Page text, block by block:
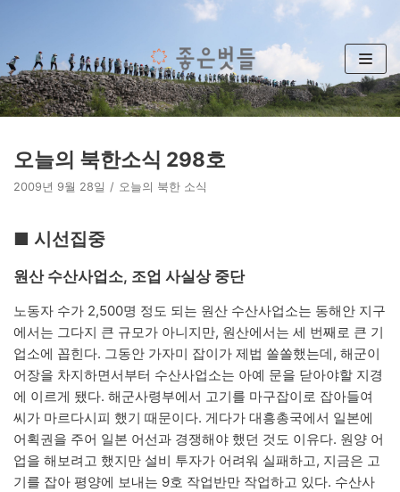
츠
로
건
뛰
기
오늘의 북한소식 298호
2009년 9월 28일 오늘의 북한 소식
■ 시선집중
원산 수산사업소, 조업 사실상 중단
노동자 수가 2,500명 정도 되는 원산 수산사업소는 동해안 지구
에서는 그다지 큰 규모가 아니지만, 원산에서는 세 번째로 큰 기
업소에 꼽힌다. 그동안 가자미 잡이가 제법 쏠쏠했는데, 해군이
어장을 차지하면서부터 수산사업소는 아예 문을 닫아야할 지경
에 이르게 됐다. 해군사령부에서 고기를 마구잡이로 잡아들여
씨가 마르다시피 했기 때문이다. 게다가 대흥총국에서 일본에
어획권을 주어 일본 어선과 경쟁해야 했던 것도 이유다. 원양 어
업을 해보려고 했지만 설비 투자가 어려워 실패하고, 지금은 고
기를 잡아 평양에 보내는 9호 작업반만 작업하고 있다. 수산사